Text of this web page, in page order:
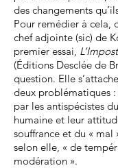
des changements
Pour remédier à cela,
chef adjointe (sic) de
premier essai,
(Éditions Desclée de
question. Elle
deux problématiques
par les antispécistes
humaine et leur
souffrance et du « mal
selon elle, « de
modération ».